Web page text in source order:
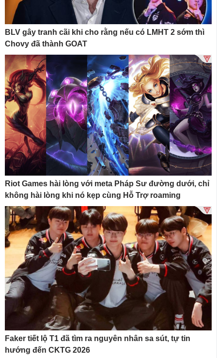
BLV gây tranh cãi khi cho rằng nếu có LMHT 2 sớm thì
Chovy đã thành GOAT
Riot Games hài lòng với meta Pháp Sư đường dưới, chỉ
không hài lòng khi nó kẹp cùng Hỗ Trợ roaming
Faker tiết lộ T1 đã tìm ra nguyên nhân sa sút, tự tin
hướng đến CKTG 2026